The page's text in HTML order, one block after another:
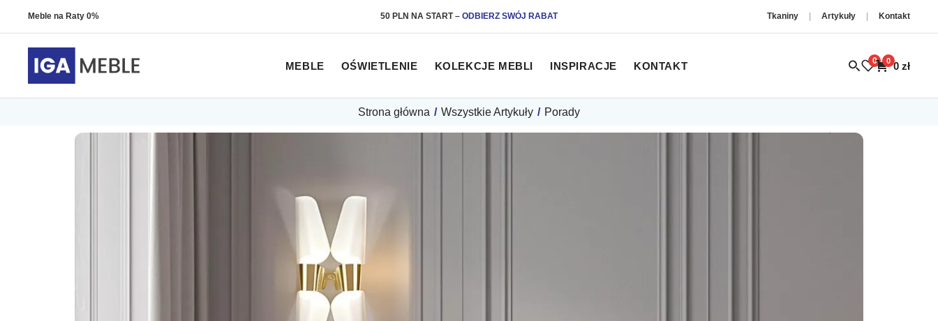
Meble na Raty 0% 50 PLN NA START– ODBIERZ SWÓJ RABAT Tkaniny Artykuły Kontakt
MEBLE OŚWIETLENIE KOLEKCJE MEBLI INSPIRACJE KONTAKT 0 0 0 zł
Strona główna / Wszystkie Artykuły / Porady